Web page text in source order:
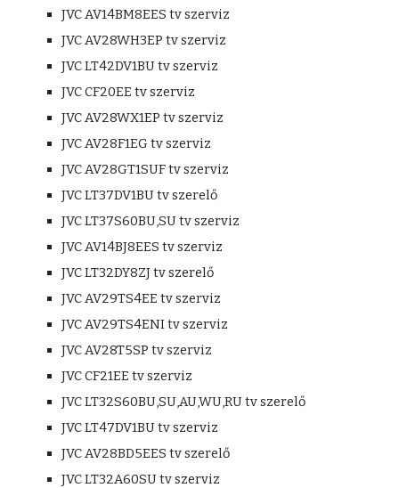
JVC AV14BM8EES tv szerviz
JVC AV28WH3EP tv szerviz
JVC LT42DV1BU tv szerviz
JVC CF20EE tv szerviz
JVC AV28WX1EP tv szerviz
JVC AV28F1EG tv szerviz
JVC AV28GT1SUF tv szerviz
JVC LT37DV1BU tv szerelő
JVC LT37S60BU,SU tv szerviz
JVC AV14BJ8EES tv szerviz
JVC LT32DY8ZJ tv szerelő
JVC AV29TS4EE tv szerviz
JVC AV29TS4ENI tv szerviz
JVC AV28T5SP tv szerviz
JVC CF21EE tv szerviz
JVC LT32S60BU,SU,AU,WU,RU tv szerelő
JVC LT47DV1BU tv szerviz
JVC AV28BD5EES tv szerelő
JVC LT32A60SU tv szerviz